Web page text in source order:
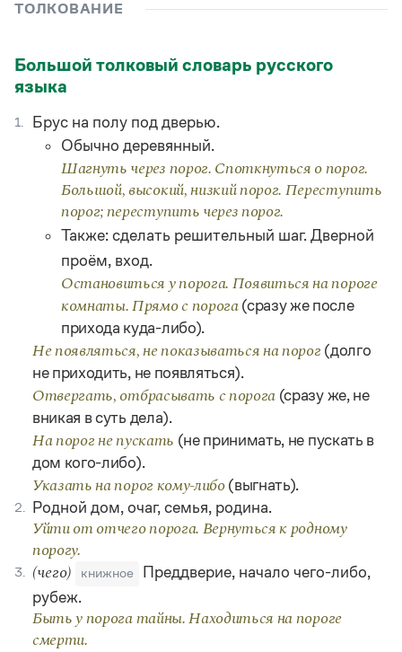
Словари русского языка как государственного
Справочники
Правила русской орфографии и пунктуации
Русский язык. Краткий теоретический курс
Письмовник
Справочник по пунктуации
Словарь-справочник трудностей
Справочник по фразеологии
Словарь-справочник непростые слова
Все справочники портала
Журнал
Новости и события
Статьи
Интервью
Лекции и подкасты
Рекомендуем
Учебник Грамоты
Правила русского языка: от азов до тонкостей
Интерактивные упражнения: от простого к сложному
Скороговорки
Управление в русском языке
Правила русской орфографии и пунктуации
ТОЛКОВАНИЕ
Большой толковый словарь русского
языка
1.
Брус на полу под дверью.
Обычно деревянный.
Шагнуть через порог. Споткнуться о порог.
Большой, высокий, низкий порог. Переступить
порог; переступить через порог.
Также: сделать решительный шаг. Дверной
проём, вход.
Остановиться у порога. Появиться на пороге
комнаты. Прямо с порога (сразу же после
прихода куда-либо).
Не появляться, не показываться на порог (долго
не приходить, не появляться).
Отвергать, отбрасывать с порога (сразу же, не
вникая в суть дела).
На порог не пускать (не принимать, не пускать в
дом кого-либо).
Указать на порог кому-либо (выгнать).
2. Родной дом, очаг, семья, родина.
Уйти от отчего порога. Вернуться к родному
порогу.
3. (чего) книжное
Преддверие, начало чего-либо,
рубеж.
Быть у порога тайны. Находиться на пороге
смерти.